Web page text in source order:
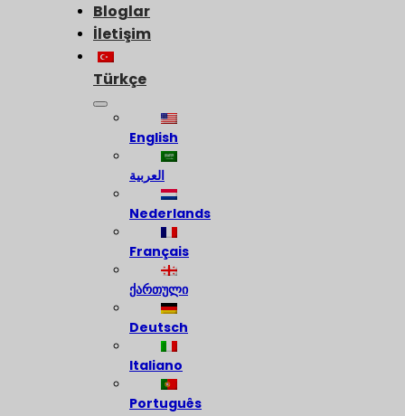
Bloglar
İletişim
Türkçe
English
العربية
Nederlands
Français
ქართული
Deutsch
Italiano
Português